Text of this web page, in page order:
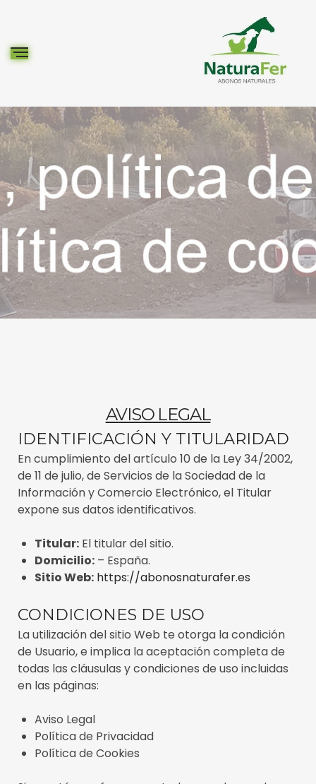
AVISO LEGAL
IDENTIFICACIÓN Y TITULARIDAD
En cumplimiento del artículo 10 de la Ley 34/2002,
de 11 de julio, de Servicios de la Sociedad de la
Información y Comercio Electrónico, el Titular
expone sus datos identificativos.
Titular: El titular del sitio.
Domicilio: – España.
Sitio Web: https://abonosnaturafer.es
CONDICIONES DE USO
La utilización del sitio Web te otorga la condición
de Usuario, e implica la aceptación completa de
todas las cláusulas y condiciones de uso incluidas
en las páginas:
Aviso Legal
Política de Privacidad
Política de Cookies